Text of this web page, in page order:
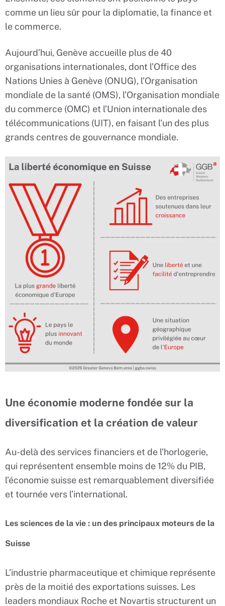
comme un lieu sûr pour la diplomatie, la finance et
le commerce.
Aujourd’hui, Genève accueille plus de 40
organisations internationales, dont l’Office des
Nations Unies à Genève (ONUG), l’Organisation
mondiale de la santé (OMS), l’Organisation mondiale
du commerce (OMC) et l’Union internationale des
télécommunications (UIT), en faisant l’un des plus
grands centres de gouvernance mondiale.
Une économie moderne fondée sur la
diversification et la création de valeur
Au-delà des services financiers et de l’horlogerie,
qui représentent ensemble moins de 12% du PIB,
l’économie suisse est remarquablement diversifiée
et tournée vers l’international.
Les sciences de la vie : un des principaux moteurs de la
Suisse
L’industrie pharmaceutique et chimique représente
près de la moitié des exportations suisses. Les
leaders mondiaux Roche et Novartis structurent un